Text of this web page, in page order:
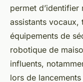
permet
assistants vocaux,
équipements de
robotique de
influents,
lors de